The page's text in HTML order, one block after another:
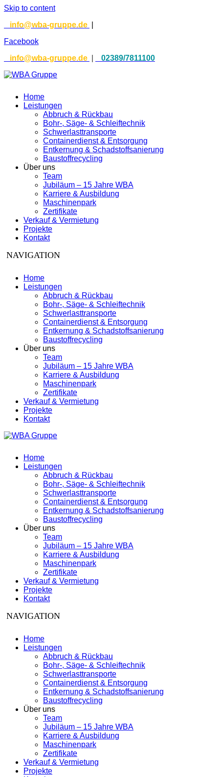
Skip to content
info@wba-gruppe.de
Facebook
info@wba-gruppe.de
02389/7811100
Home
Leistungen
Abbruch & Rückbau
Bohr-, Säge- & Schleiftechnik
Schwerlasttransporte
Containerdienst & Entsorgung
Entkernung & Schadstoffsanierung
Baustoffrecycling
Über uns
Team
Jubiläum – 15 Jahre WBA
Karriere & Ausbildung
Maschinenpark
Zertifikate
Verkauf & Vermietung
Projekte
Kontakt
Home
Leistungen
Abbruch & Rückbau
Bohr-, Säge- & Schleiftechnik
Schwerlasttransporte
Containerdienst & Entsorgung
Entkernung & Schadstoffsanierung
Baustoffrecycling
Über uns
Team
Jubiläum – 15 Jahre WBA
Karriere & Ausbildung
Maschinenpark
Zertifikate
Verkauf & Vermietung
Projekte
Kontakt
Home
Leistungen
Abbruch & Rückbau
Bohr-, Säge- & Schleiftechnik
Schwerlasttransporte
Containerdienst & Entsorgung
Entkernung & Schadstoffsanierung
Baustoffrecycling
Über uns
Team
Jubiläum – 15 Jahre WBA
Karriere & Ausbildung
Maschinenpark
Zertifikate
Verkauf & Vermietung
Projekte
Kontakt
Home
Leistungen
Abbruch & Rückbau
Bohr-, Säge- & Schleiftechnik
Schwerlasttransporte
Containerdienst & Entsorgung
Entkernung & Schadstoffsanierung
Baustoffrecycling
Über uns
Team
Jubiläum – 15 Jahre WBA
Karriere & Ausbildung
Maschinenpark
Zertifikate
Verkauf & Vermietung
Projekte